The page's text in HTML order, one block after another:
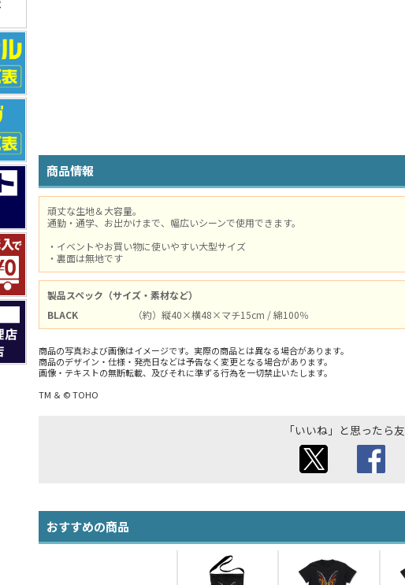
商品情報
頑丈な生地＆大容量。
通勤・通学、お出かけまで、幅広いシーンで使用できます。
・イベントやお買い物に使いやすい大型サイズ
・裏面は無地です
製品スペック（サイズ・素材など）
BLACK
（約）縦40×横48×マチ15cm / 綿100％
商品の写真および画像はイメージです。実際の商品とは異なる場合があります。
商品のデザイン・仕様・発売日などは予告なく変更となる場合があります。
画像・テキストの無断転載、及びそれに準ずる行為を一切禁止いたします。
TM ＆ © TOHO
「いいね」と思ったら
おすすめの商品